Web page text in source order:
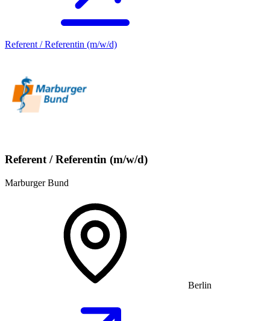
Referent / Referentin (m/w/d)
Referent / Referentin (m/w/d)
Marburger Bund
Berlin